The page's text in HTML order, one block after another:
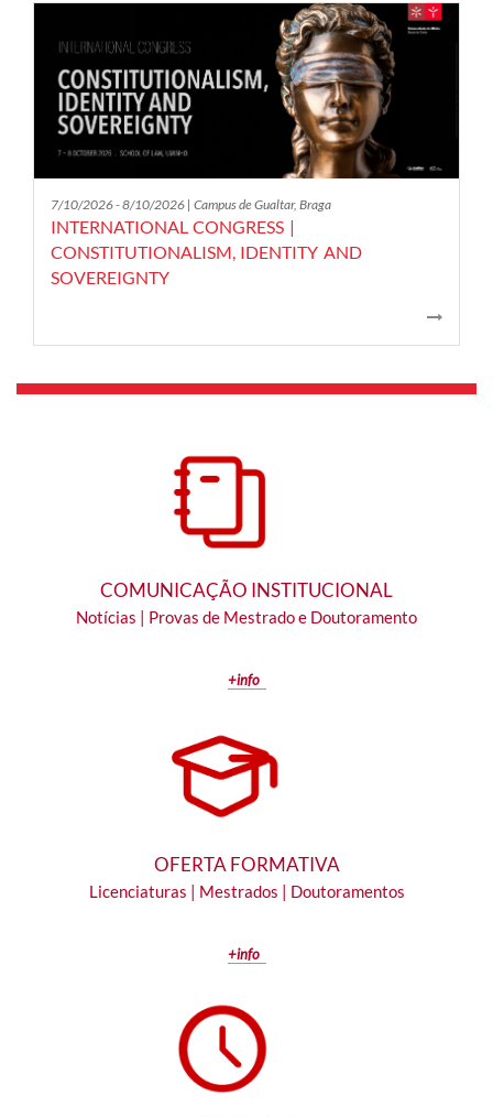
7/10/2026 - 8/10/2026 | Campus de Gualtar, Braga
INTERNATIONAL CONGRESS |
CONSTITUTIONALISM, IDENTITY AND
SOVEREIGNTY
​​​
COMUNICAÇÃO INSTITUCIONAL
Notícias | Provas de Mestrado e Doutoramento
+info
OFERTA FORMATIVA
Licenciaturas | Mestrados | Doutoramentos
+info